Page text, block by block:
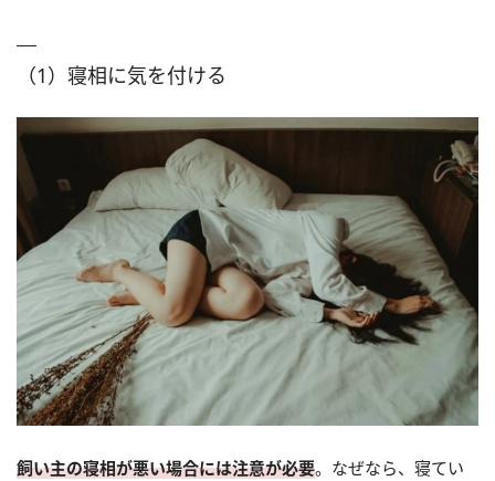
（1）寝相に気を付ける
飼い主の寝相が悪い場合には注意が必要。なぜなら、寝てい